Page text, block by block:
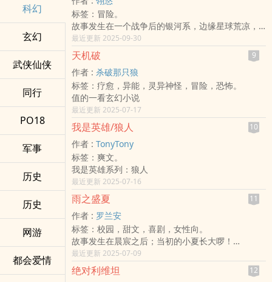
科幻
玄幻
武侠仙侠
同行
PO18
军事
历史
历史
网游
都会爱情
个故事就成为我写其他小说时，为了转换一下思路
而写的随笔，希望各位可以给点意见啦。
主轴，
也可以说是类神话故事的科幻小说。
故事的时间轴如下，请自由跳跃观赏：
神具之战＞初始之源＞遗落之诗＞游戏之谜＞意志
之光
（ 贯穿时间轴：钢铁之心 ）
分部如下：
第一部（幻想重生·游戏之谜）（已完结）
第二部（幻想重生·初始之源）（已完结）
第三部（幻想重生·意志之光）（已完结）
外传一（幻想重生·遗落之诗）（无预定）
外传二（幻想重生·钢铁之心）（无预定）
前传 （幻想重生·神具之战）（不释出）
各书大纲：
游戏之谜：
这是个游戏世界?但又那么真实……到底为什么会来
到这世界?为什么会有这世界?
一切都是谜团，就连眼前所看到的说不定也无法分
辨。
这世界大家全都失忆，死了也会复活，可以说是天
堂亦可说是地狱，就像是夹缝一样。
而被大家认为是系统一环的特殊武器让宇风跟别人
比起来有了不一样的问题，
标签：冒险。
故事发生在一个战争后的银河系，边缘星球荒凉，
核心星域由联邦政府控制。古文明“星辰遗迹”隐藏在
奥米加星云中，拥有能改变宇宙命运的能量和知
识。遗迹不仅是宝藏，还涉及宇宙循环的秘密：每
隔一段时间，宇宙会重生，以维持平衡。但这也吸
引了邪恶势力，如守护者联盟、暗影能量体和外域
文明。
最近更新 2025-09-30
天机破 9
作者 : 杀破那只狼
标签：疗愈，异能，灵异神怪，冒险，恐怖。
值的一看玄幻小说
最近更新 2025-07-17
我是英雄/狼人 10
作者 : TonyTony
标签：爽文。
我是英雄系列：狼人
最近更新 2025-07-16
雨之盛夏 11
作者 : 罗兰安
标签：校园，甜文，喜剧，女性向。
故事发生在晨宸之后；当初的小夏长大啰！
夏至是一个活泼开朗的大学生，她总会在下雨天里
遇到一个男孩，
男孩自称自己为雨天。就在3:03分的小巷，看似毫
最近更新 2025-07-09
绝对利维坦 12